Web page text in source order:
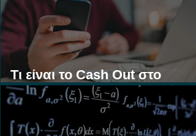
Τι είναι το Cash Out στο
Στοίχημα;